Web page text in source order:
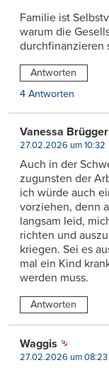
Familie ist
warum die
durchfinanzieren
Antworten
4 Antworten
Vanessa Brügger
27.02.2026 um 10:32
Auch in der
zugunsten der
ich würde auch
vorziehen, denn
langsam leid,
richten und
kriegen. Sei es
mal ein Kind
werden muss.
Antworten
Waggis
27.02.2026 um 08:23